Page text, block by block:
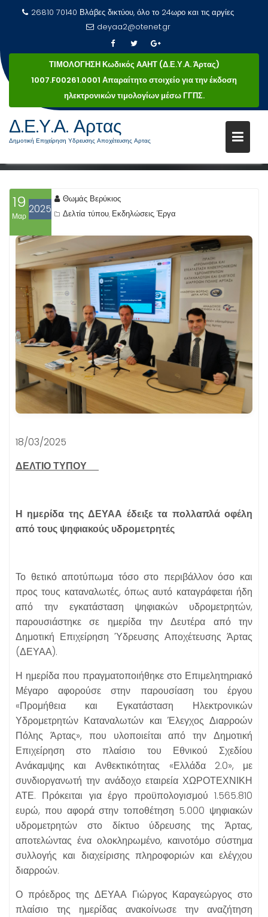
περιεχόμενο
26810 70140 Βλάβες δικτύου, όλο το 24ωρο και τις αργίες
deyaa2@otenet.gr
ΤΙΜΟΛΟΓΗΣΗ Κωδικός ΑΑΗΤ (Δ.Ε.Υ.Α. Άρτας)
1007.F00261.0001 Απαραίτητο στοιχείο για την έκδοση
ηλεκτρονικών τιμολογίων μέσω ΓΓΠΣ.
Δ.Ε.Υ.Α. Αρτας
Δημοτική Επιχείρηση Υδρευσης Αποχέτευσης Αρτας
ΔΕΛΤΙΟ ΤΥΠΟΥ – ΗΜΕΡΊΔΑ ΤΗΣ ΔΕΥΑΑ
ΓΙΑ ΤΟΥΣ ΨΗΦΙΑΚΟΎΣ ΥΔΡΟΜΕΤΡΗΤΈΣ
19
Μαρ
2025
Θωμάς Βερύκιος
Δελτία τύπου, Εκδηλώσεις, Έργα
18/03/2025
ΔΕΛΤΙΟ ΤΥΠΟΥ
Η ημερίδα της ΔΕΥΑΑ έδειξε τα πολλαπλά οφέλη
από τους ψηφιακούς υδρομετρητές
Το θετικό αποτύπωμα τόσο στο περιβάλλον όσο και
προς τους καταναλωτές, όπως αυτό καταγράφεται ήδη
από την εγκατάσταση ψηφιακών υδρομετρητών,
παρουσιάστηκε σε ημερίδα την Δευτέρα από την
Δημοτική Επιχείρηση Ύδρευσης Αποχέτευσης Άρτας
(ΔΕΥΑΑ).
Η ημερίδα που πραγματοποιήθηκε στο Επιμελητηριακό
Μέγαρο αφορούσε στην παρουσίαση του έργου
«Προμήθεια και Εγκατάσταση Ηλεκτρονικών
Υδρομετρητών Καταναλωτών και Έλεγχος Διαρροών
Πόλης Άρτας», που υλοποιείται από την Δημοτική
Επιχείρηση στο πλαίσιο του Εθνικού Σχεδίου
Ανάκαμψης και Ανθεκτικότητας «Ελλάδα 2.0», με
συνδιοργανωτή την ανάδοχο εταιρεία ΧΩΡΟΤΕΧΝΙΚΗ
ΑΤΕ. Πρόκειται για έργο προϋπολογισμού 1.565.810
ευρώ, που αφορά στην τοποθέτηση 5.000 ψηφιακών
υδρομετρητών στο δίκτυο ύδρευσης της Άρτας,
αποτελώντας ένα ολοκληρωμένο, καινοτόμο σύστημα
συλλογής και διαχείρισης πληροφοριών και ελέγχου
διαρροών.
Ο πρόεδρος της ΔΕΥΑΑ Γιώργος Καραγεώργος στο
πλαίσιο της ημερίδας ανακοίνωσε την αναζήτηση